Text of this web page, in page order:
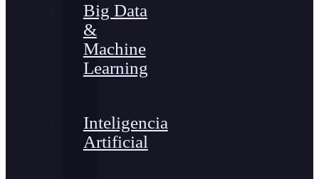
Big Data
&
Machine
Learning
Inteligencia
Artificial